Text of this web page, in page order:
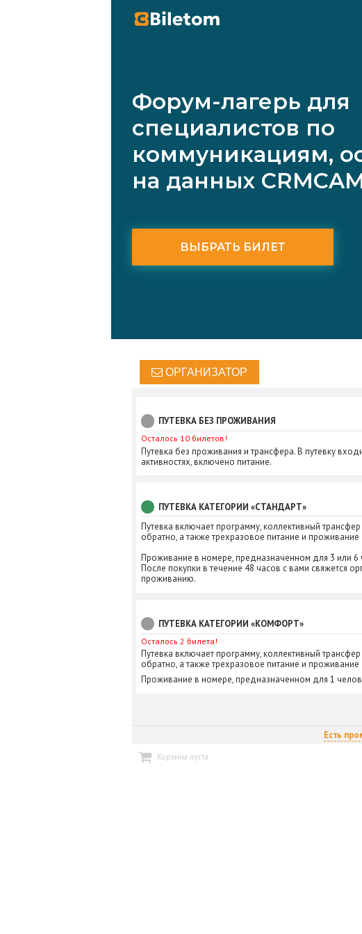
Форум-лагерь для
специалистов по
коммуникациям,
на данных
ВЫБРАТЬ БИЛЕТ
ОРГАНИЗАТОР